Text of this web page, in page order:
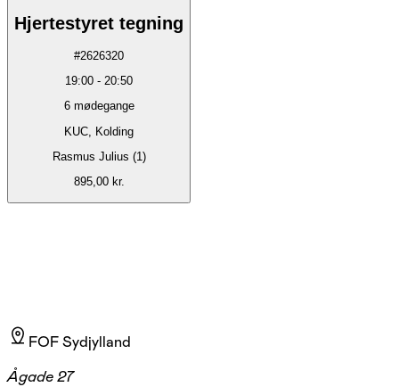
Hjertestyret tegning
#2626320
19:00 - 20:50
6 mødegange
KUC, Kolding
Rasmus Julius (1)
895,00 kr.
FOF Sydjylland
Ågade 27